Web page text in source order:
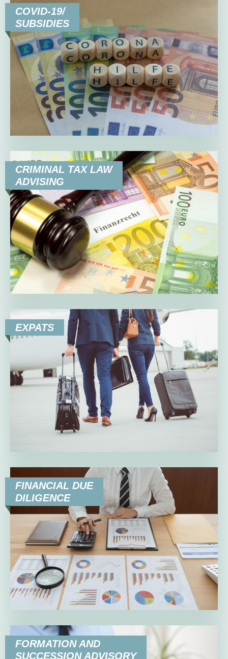
COVID-19/
SUBSIDIES
CRIMINAL TAX LAW
ADVISING
EXPATS
FINANCIAL DUE
DILIGENCE
FORMATION AND
SUCCESSION ADVISORY